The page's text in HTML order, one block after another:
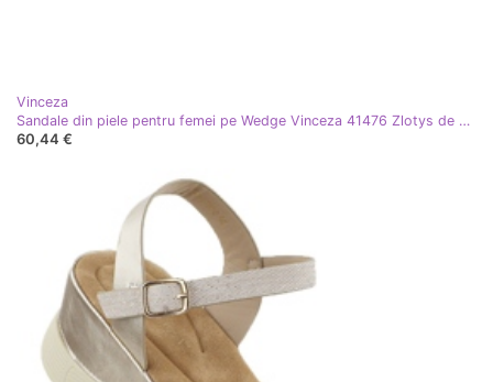
Vinceza
Sandale din piele pentru femei pe Wedge Vinceza 41476 Zlotys de aur
60,44 €